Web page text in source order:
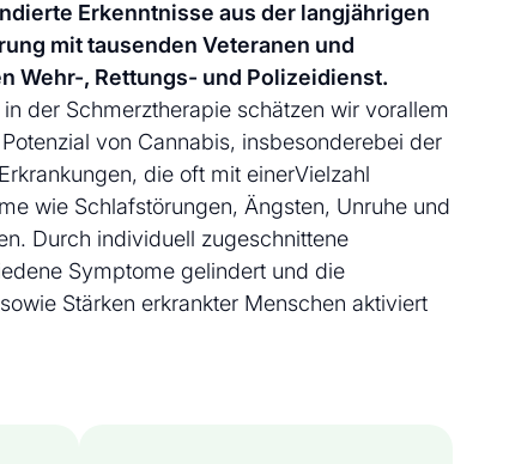
Erkenntnisse aus der langjährigen
mit tausenden Veteranen und
Wehr-, Rettungs- und Polizeidienst.
der Schmerztherapie schätzen wir vorallem
von Cannabis, insbesonderebei der
die oft mit einerVielzahl
wie Schlafstörungen, Ängsten, Unruhe und
Durch individuell zugeschnittene
Symptome gelindert und die
Stärken erkrankter Menschen aktiviert